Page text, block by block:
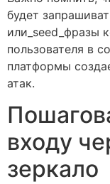
будет
или_seed_фразы
пользователя в
платформы
атак.
входу
зеркало